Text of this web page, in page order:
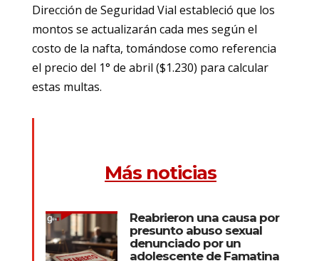
Dirección de Seguridad Vial estableció que los
montos se actualizarán cada mes según el
costo de la nafta, tomándose como referencia
el precio del 1° de abril ($1.230) para calcular
estas multas.
Más noticias
Reabrieron una causa por
presunto abuso sexual
denunciado por un
adolescente de Famatina